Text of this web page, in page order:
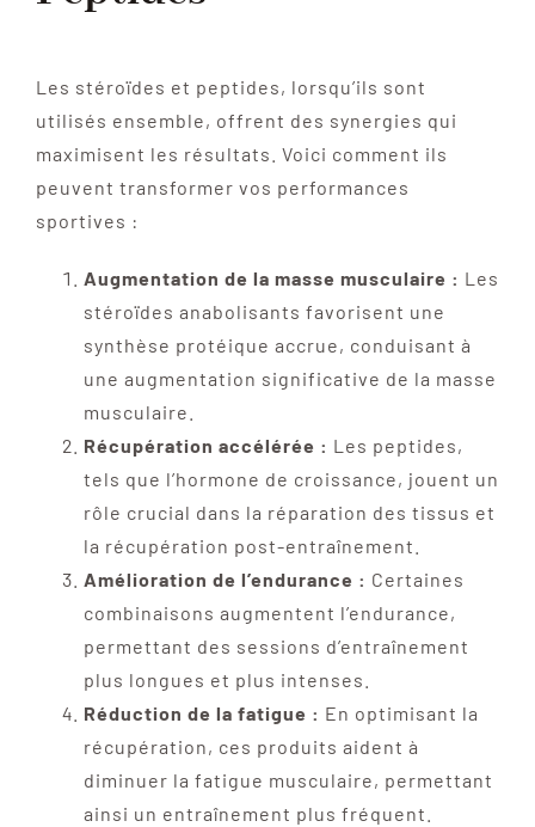
Les stéroïdes et peptides, lorsqu’ils sont
utilisés ensemble, offrent des synergies qui
maximisent les résultats. Voici comment ils
peuvent transformer vos performances
sportives :
Augmentation de la masse musculaire : Les
stéroïdes anabolisants favorisent une
synthèse protéique accrue, conduisant à
une augmentation significative de la masse
musculaire.
Récupération accélérée : Les peptides,
tels que l’hormone de croissance, jouent un
rôle crucial dans la réparation des tissus et
la récupération post-entraînement.
Amélioration de l’endurance : Certaines
combinaisons augmentent l’endurance,
permettant des sessions d’entraînement
plus longues et plus intenses.
Réduction de la fatigue : En optimisant la
récupération, ces produits aident à
diminuer la fatigue musculaire, permettant
ainsi un entraînement plus fréquent.